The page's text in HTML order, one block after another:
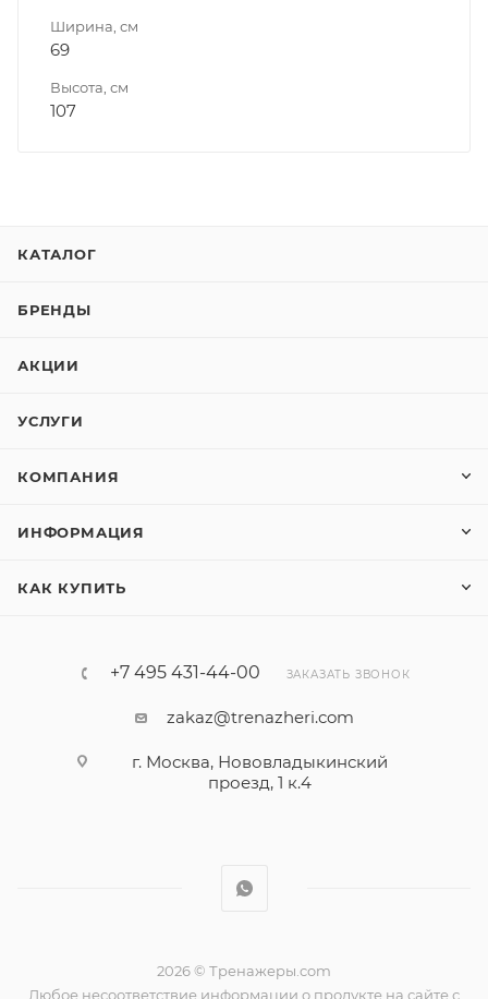
Ширина, см
69
Высота, см
107
КАТАЛОГ
БРЕНДЫ
АКЦИИ
УСЛУГИ
КОМПАНИЯ
ИНФОРМАЦИЯ
КАК КУПИТЬ
+7 495 431-44-00 ЗАКАЗАТЬ ЗВОНОК
zakaz@trenazheri.com
г. Москва, Нововладыкинский
проезд, 1 к.4
2026 © Тренажеры.com
Любое несоответствие информации о продукте на сайте с